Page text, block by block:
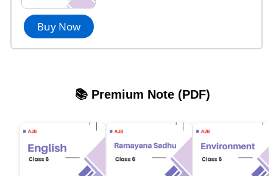
Buy Now
📚 Premium Note (PDF)